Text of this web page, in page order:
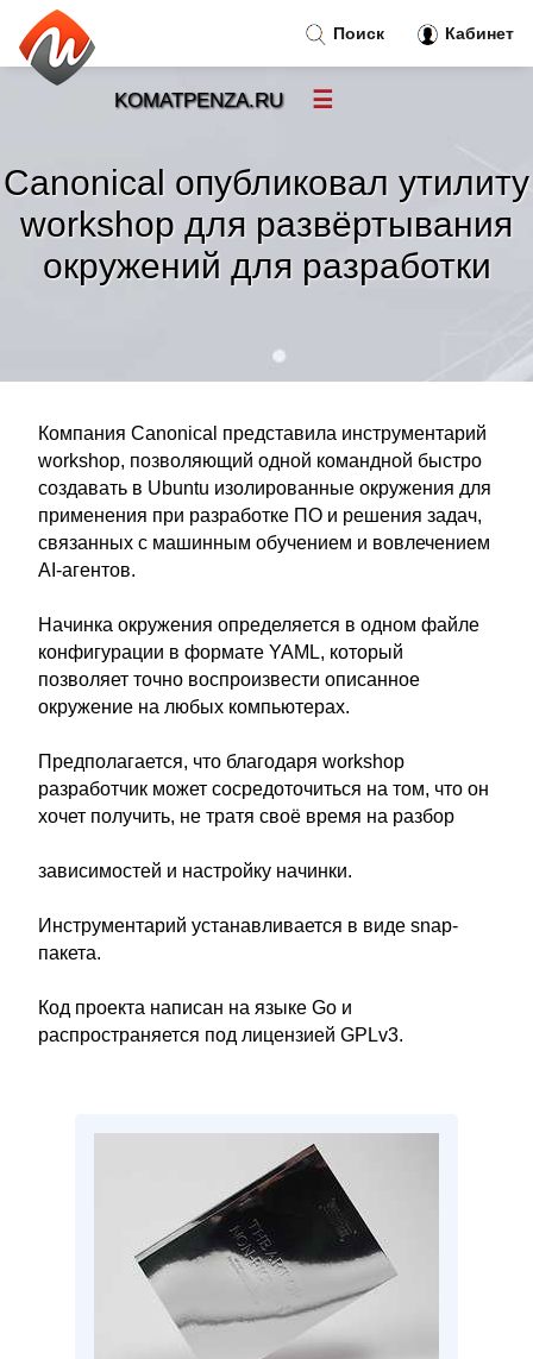
Canonical опубликовал утилиту
workshop для развёртывания
окружений для разработки
Компания Canonical представила инструментарий
workshop, позволяющий одной командной быстро
создавать в Ubuntu изолированные окружения для
применения при разработке ПО и решения задач,
связанных с машинным обучением и вовлечением
AI-агентов.
Начинка окружения определяется в одном файле
конфигурации в формате YAML, который
позволяет точно воспроизвести описанное
окружение на любых компьютерах.
Предполагается, что благодаря workshop
разработчик может сосредоточиться на том, что он
хочет получить, не тратя своё время на разбор
зависимостей и настройку начинки.
Инструментарий устанавливается в виде snap-
пакета.
Код проекта написан на языке Go и
распространяется под лицензией GPLv3.
Поиск Кабинет
KOMATPENZA.RU ☰
Новости»
Тренды новостей »
Рубрики»